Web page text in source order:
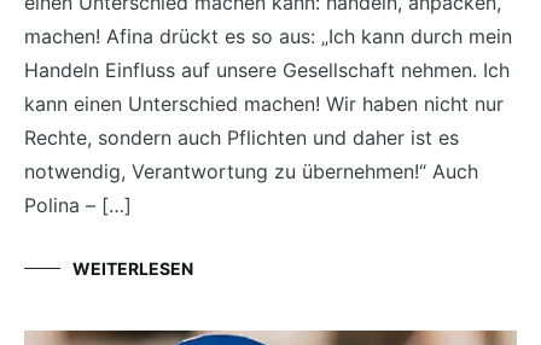
machen! Afina drückt es so aus: „Ich kann durch mein
Handeln Einfluss auf unsere Gesellschaft nehmen. Ich
kann einen Unterschied machen! Wir haben nicht nur
Rechte, sondern auch Pflichten und daher ist es
notwendig, Verantwortung zu übernehmen!“ Auch
Polina – […]
WEITERLESEN